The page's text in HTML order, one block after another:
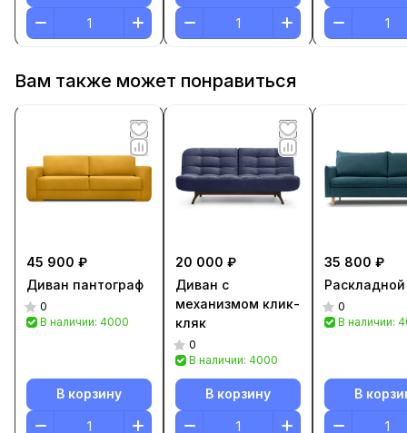
Вам также может понравиться
45 900 ₽
Диван пантограф
0
В наличии: 4000
В корзину
20 000 ₽
Диван с
механизмом клик-
кляк
0
В наличии: 4000
В корзину
35 800 ₽
0
В наличии:
В